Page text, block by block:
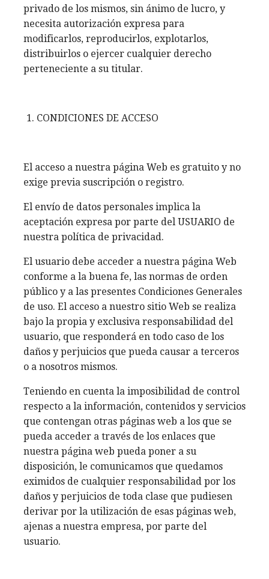
privado de los mismos, sin ánimo de lucro, y
necesita autorización expresa para
modificarlos, reproducirlos, explotarlos,
distribuirlos o ejercer cualquier derecho
perteneciente a su titular.
CONDICIONES DE ACCESO
El acceso a nuestra página Web es gratuito y no
exige previa suscripción o registro.
El envío de datos personales implica la
aceptación expresa por parte del USUARIO de
nuestra política de privacidad.
El usuario debe acceder a nuestra página Web
conforme a la buena fe, las normas de orden
público y a las presentes Condiciones Generales
de uso. El acceso a nuestro sitio Web se realiza
bajo la propia y exclusiva responsabilidad del
usuario, que responderá en todo caso de los
daños y perjuicios que pueda causar a terceros
o a nosotros mismos.
Teniendo en cuenta la imposibilidad de control
respecto a la información, contenidos y servicios
que contengan otras páginas web a los que se
pueda acceder a través de los enlaces que
nuestra página web pueda poner a su
disposición, le comunicamos que quedamos
eximidos de cualquier responsabilidad por los
daños y perjuicios de toda clase que pudiesen
derivar por la utilización de esas páginas web,
ajenas a nuestra empresa, por parte del
usuario.